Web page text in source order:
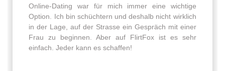
Online-Dating war für mich immer eine wichtige
Option. Ich bin schüchtern und deshalb nicht wirklich
in der Lage, auf der Strasse ein Gespräch mit einer
Frau zu beginnen. Aber auf FlirtFox ist es sehr
einfach. Jeder kann es schaffen!